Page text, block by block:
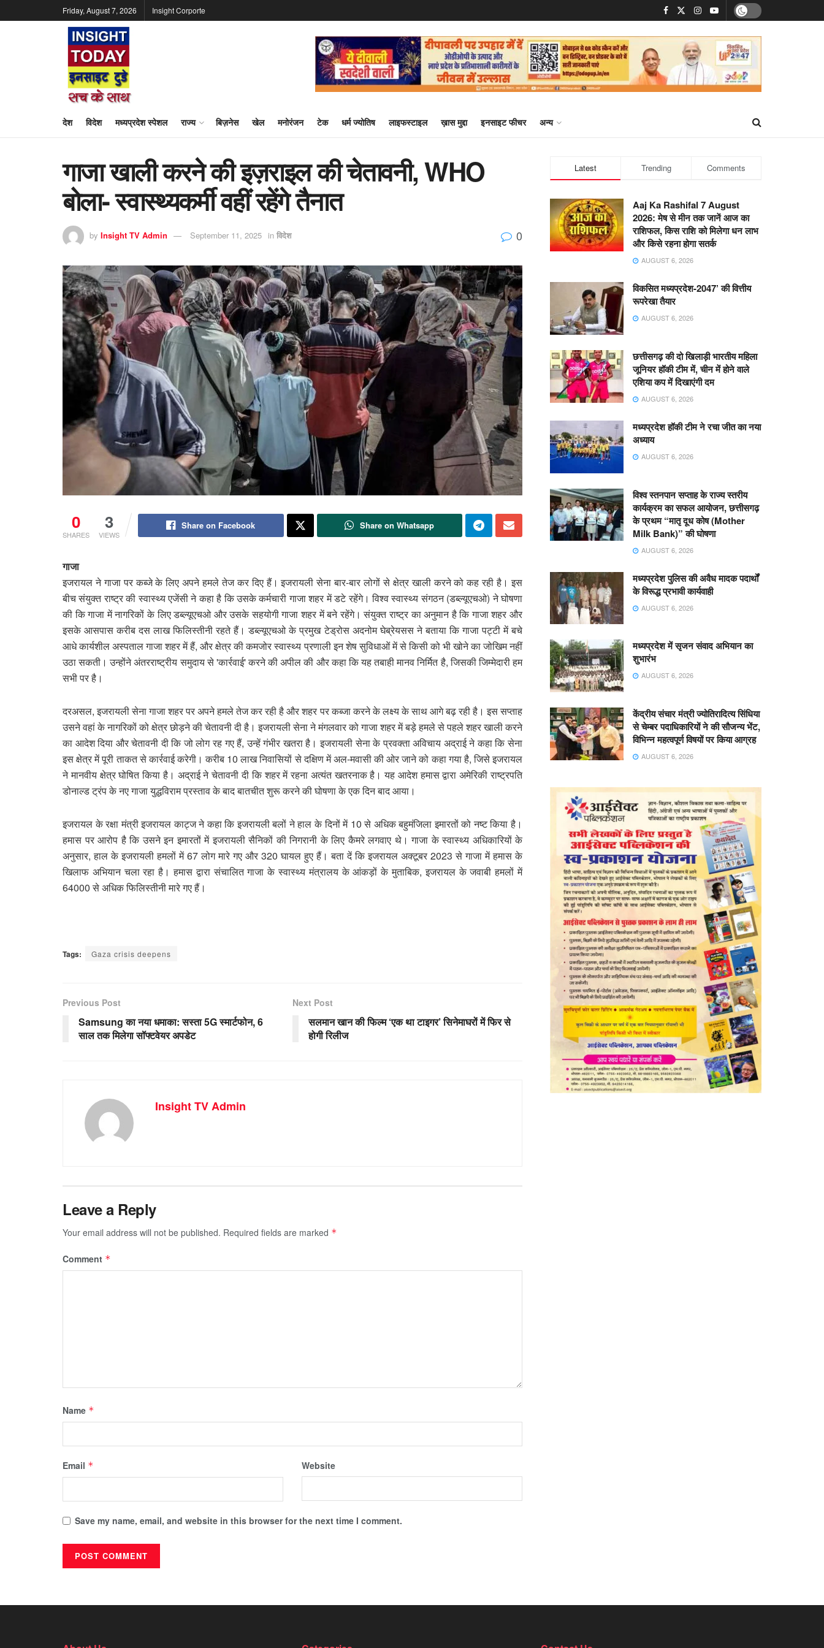
Friday, August 7, 2026 Insight Corporte
देश विदेश मध्यप्रदेश स्पेशल राज्य बिज़नेस खेल मनोरंजन टेक धर्म ज्योतिष लाइफस्टाइल ख़ास मुद्दा इनसाइट फीचर अन्य
गाजा खाली करने की इज़राइल की चेतावनी, WHO
बोला- स्वास्थ्यकर्मी वहीं रहेंगे तैनात
by Insight TV Admin September 11, 2025 in विदेश 0
0
SHARES
3
VIEWS
Share on Facebook Share on Whatsapp
गाजा
इजरायल ने गाजा पर कब्जे के लिए अपने हमले तेज कर दिए हैं। इजरायली सेना बार-बार लोगों से क्षेत्र खाली करने को कह रही है। इस
बीच संयुक्त राष्ट्र की स्वास्थ्य एजेंसी ने कहा है कि उसके कर्मचारी गाजा शहर में डटे रहेंगे। विश्व स्वास्थ्य संगठन (डब्ल्यूएचओ) ने घोषणा
की कि गाजा में नागरिकों के लिए डब्ल्यूएचओ और उसके सहयोगी गाजा शहर में बने रहेंगे। संयुक्त राष्ट्र का अनुमान है कि गाजा शहर और
इसके आसपास करीब दस लाख फिलिस्तीनी रहते हैं। डब्ल्यूएचओ के प्रमुख टेड्रोस अदनोम घेब्रेयसस ने बताया कि गाजा पट्टी में बचे
आधे कार्यशील अस्पताल गाजा शहर में हैं, और क्षेत्र की कमजोर स्वास्थ्य प्रणाली इन शेष सुविधाओं में से किसी को भी खोने का जोखिम नहीं
उठा सकती। उन्होंने अंतरराष्ट्रीय समुदाय से 'कार्रवाई' करने की अपील की और कहा कि यह तबाही मानव निर्मित है, जिसकी जिम्मेदारी हम
सभी पर है।
दरअसल, इजरायली सेना गाजा शहर पर अपने हमले तेज कर रही है और शहर पर कब्जा करने के लक्ष्य के साथ आगे बढ़ रही है। इस सप्ताह
उसने वहां के नागरिकों को क्षेत्र छोड़ने की चेतावनी दी है। इजरायली सेना ने मंगलवार को गाजा शहर में बड़े हमले से पहले शहर खाली करने
का आदेश दिया और चेतावनी दी कि जो लोग रह गए हैं, उन्हें गंभीर खतरा है। इजरायली सेना के प्रवक्ता अविचाय अद्राई ने कहा कि सेना
इस क्षेत्र में पूरी ताकत से कार्रवाई करेगी। करीब 10 लाख निवासियों से दक्षिण में अल-मवासी की ओर जाने को कहा गया है, जिसे इजरायल
ने मानवीय क्षेत्र घोषित किया है। अद्राई ने चेतावनी दी कि शहर में रहना अत्यंत खतरनाक है। यह आदेश हमास द्वारा अमेरिकी राष्ट्रपति
डोनाल्ड ट्रंप के नए गाजा युद्धविराम प्रस्ताव के बाद बातचीत शुरू करने की घोषणा के एक दिन बाद आया।
इजरायल के रक्षा मंत्री इजरायल काट्ज ने कहा कि इजरायली बलों ने हाल के दिनों में 10 से अधिक बहुमंजिला इमारतों को नष्ट किया है।
हमास पर आरोप है कि उसने इन इमारतों में इजरायली सैनिकों की निगरानी के लिए कैमरे लगवाए थे। गाजा के स्वास्थ्य अधिकारियों के
अनुसार, हाल के इजरायली हमलों में 67 लोग मारे गए और 320 घायल हुए हैं। बता दें कि इजरायल अक्टूबर 2023 से गाजा में हमास के
खिलाफ अभियान चला रहा है। हमास द्वारा संचालित गाजा के स्वास्थ्य मंत्रालय के आंकड़ों के मुताबिक, इजरायल के जवाबी हमलों में
64000 से अधिक फिलिस्तीनी मारे गए हैं।
Tags: Gaza crisis deepens
Previous Post
Samsung का नया धमाका: सस्ता 5G स्मार्टफोन, 6
साल तक मिलेगा सॉफ्टवेयर अपडेट
Next Post
सलमान खान की फिल्म ‘एक था टाइगर’ सिनेमाघरों में फिर से
होगी रिलीज
Insight TV Admin
Leave a Reply
Your email address will not be published. Required fields are marked *
Comment *
Name *
Email * Website
Save my name, email, and website in this browser for the next time I comment.
Latest Trending Comments
Aaj Ka Rashifal 7 August
2026: मेष से मीन तक जानें आज का
राशिफल, किस राशि को मिलेगा धन लाभ
और किसे रहना होगा सतर्क
AUGUST 6, 2026
विकसित मध्यप्रदेश-2047’ की वित्तीय
रूपरेखा तैयार
AUGUST 6, 2026
छत्तीसगढ़ की दो खिलाड़ी भारतीय महिला
जूनियर हॉकी टीम में, चीन में होने वाले
एशिया कप में दिखाएंगी दम
AUGUST 6, 2026
मध्यप्रदेश हॉकी टीम ने रचा जीत का नया
अध्याय
AUGUST 6, 2026
विश्व स्तनपान सप्ताह के राज्य स्तरीय
कार्यक्रम का सफल आयोजन, छत्तीसगढ़
के प्रथम “मातृ दूध कोष (Mother
Milk Bank)” की घोषणा
AUGUST 6, 2026
मध्यप्रदेश पुलिस की अवैध मादक पदार्थों
के विरूद्ध प्रभावी कार्यवाही
AUGUST 6, 2026
मध्यप्रदेश में सृजन संवाद अभियान का
शुभारंभ
AUGUST 6, 2026
केंद्रीय संचार मंत्री ज्योतिरादित्य सिंधिया
से चेम्बर पदाधिकारियों ने की सौजन्य भेंट,
विभिन्न महत्वपूर्ण विषयों पर किया आग्रह
AUGUST 6, 2026